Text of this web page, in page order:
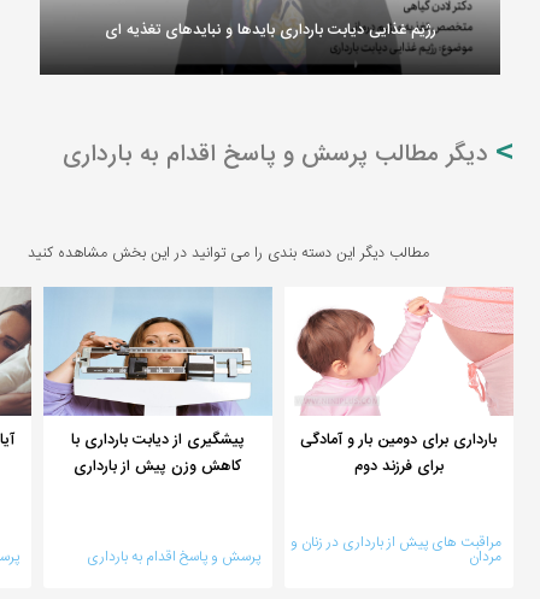
رژیم غذایی دیابت بارداری بایدها و نبایدهای تغذیه ای
دیگر مطالب پرسش و پاسخ اقدام به بارداری
مطالب دیگر این دسته بندی را می توانید در این بخش مشاهده کنید
بارداری برای دومین بار و آمادگی
برای فرزند دوم
مراقبت های پیش از بارداری در زنان و
مردان
پیشگیری از دیابت بارداری با
کاهش وزن پیش از بارداری
پرسش و پاسخ اقدام به بارداری